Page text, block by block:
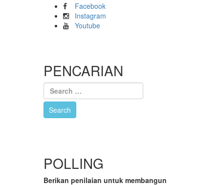
Facebook
Instagram
Youtube
PENCARIAN
POLLING
Berikan penilaian untuk membangun